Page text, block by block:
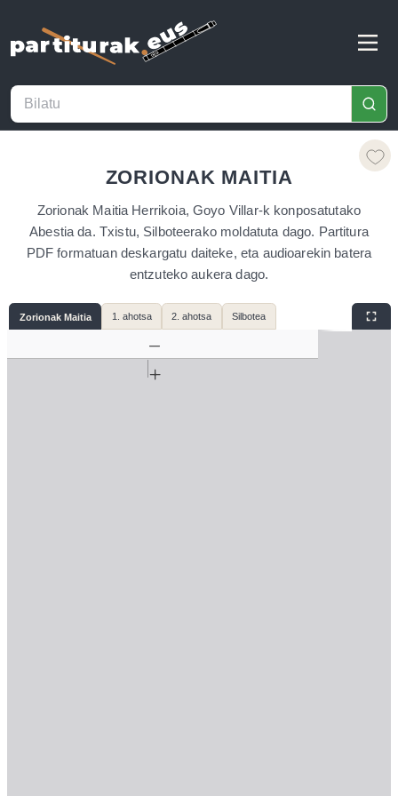
ZORIONAK MAITIA
Zorionak Maitia Herrikoia, Goyo Villar-k konposatutako
Abestia da. Txistu, Silboteerako moldatuta dago. Partitura
PDF formatuan deskargatu daiteke, eta audioarekin batera
entzuteko aukera dago.
Zorionak Maitia 1. ahotsa 2. ahotsa Silbotea